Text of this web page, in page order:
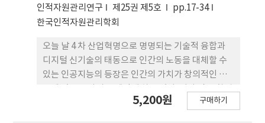
인적자원관리연구 제25권 제5호
pp.17-34
한국인적자원관리학회
오늘 날 4 차 산업혁명으로 명명되는 기술적 융합과
디지털 신기술의 태동으로 인간의 노동을 대체할 수
있는 인공지능의 등장은 인간의 가치가 창의적인 사
의 병화에서 많은 조직과 기업들은 창의적인 사고, 지
5,200원 구매하기